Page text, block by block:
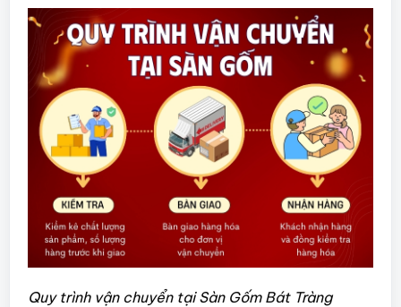
Quy trình vận chuyển tại Sàn Gốm Bát Tràng